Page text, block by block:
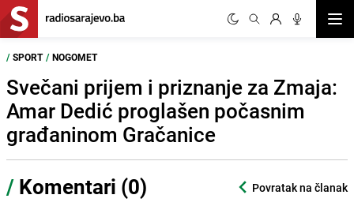
/ SPORT / NOGOMET
Svečani prijem i priznanje za Zmaja:
Amar Dedić proglašen počasnim
građaninom Gračanice
/ Komentari (0) Povratak na članak